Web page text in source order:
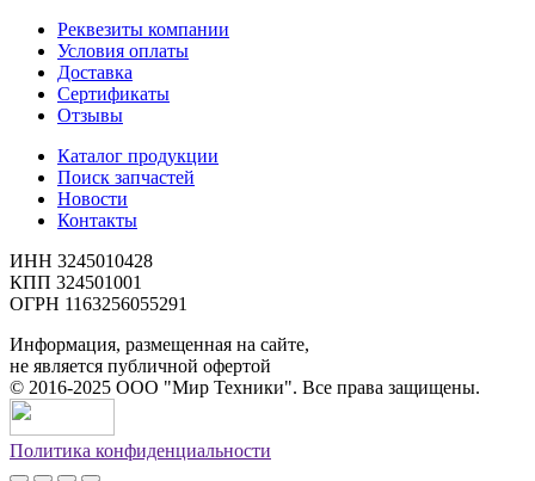
Реквезиты компании
Условия оплаты
Доставка
Сертификаты
Отзывы
Каталог продукции
Поиск запчастей
Новости
Контакты
ИНН 3245010428
КПП 324501001
ОГРН 1163256055291
Информация, размещенная на сайте,
не является публичной офертой
© 2016-2025 ООО "Мир Техники". Все права защищены.
Политика конфиденциальности